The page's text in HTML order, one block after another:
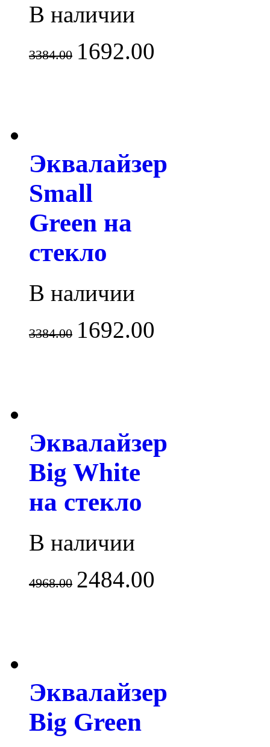
В наличии
3384.00 1692.00
Эквалайзер
Small
Green на
стекло
В наличии
3384.00 1692.00
Эквалайзер
Big White
на стекло
В наличии
4968.00 2484.00
Эквалайзер
Big Green